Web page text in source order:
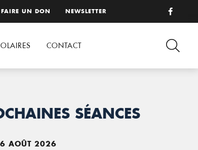
UN DON NEWSLETTER
CONTACT
SÉANCES
AOÛT 2026